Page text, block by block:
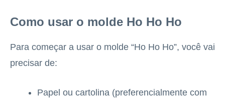
Como usar o molde Ho Ho Ho
Para começar a usar o molde “Ho Ho Ho”, você vai
precisar de:
Papel ou cartolina (preferencialmente com